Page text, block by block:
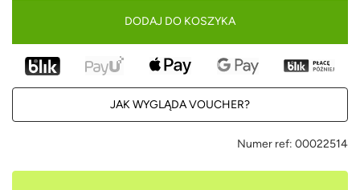
DODAJ DO KOSZYKA
JAK WYGLĄDA VOUCHER?
Numer ref: 00022514